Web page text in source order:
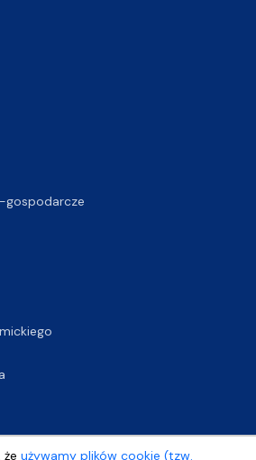
żeużywamy plików cookie (tzw.
gospodarcze